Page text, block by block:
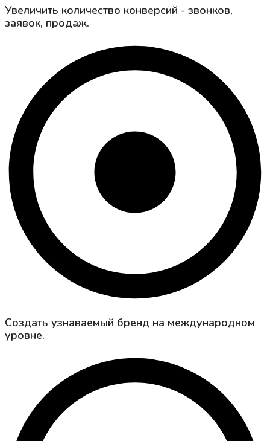
Увеличить количество конверсий - звонков,
заявок, продаж.
Создать узнаваемый бренд на международном
уровне.